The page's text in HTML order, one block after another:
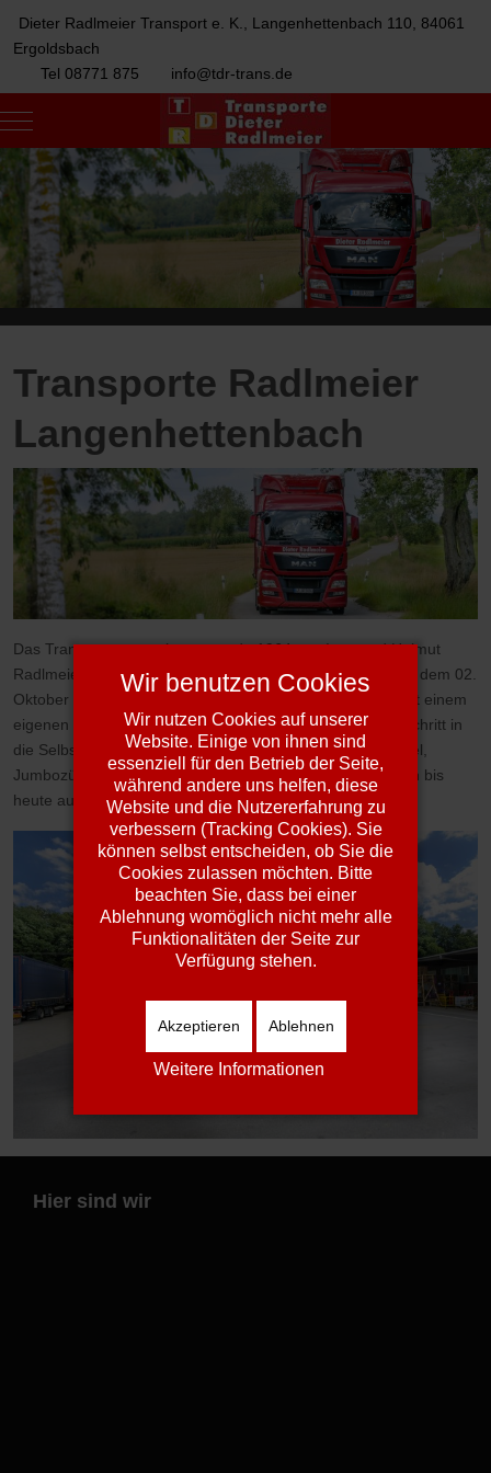
Dieter Radlmeier Transport e. K., Langenhettenbach 110, 84061
Ergoldsbach
Tel 08771 875
info@tdr-trans.de
Mobile Menu Toggle
Transporte Radlmeier
Langenhettenbach
Das Transportunternehmen wurde 1964 von Inge und Helmut
Radlmeier gegründet. Firma Dieter Radlmeier besteht seit dem 02.
Oktober 1993, zuvor arbeitete er im elterlichen Betrieb. Mit einem
eigenen 3-Achser-Kipper der Marke Scania begann der Schritt in
die Selbstständigkeit. Es folgten Kehrmaschinen, Kippsattel,
Jumbozüge usw. und so vergrößert sich das Unternehmen bis
heute auf ca. 81 Lkw mit ca. 95 Angestellten.
Hier sind wir
Wir benutzen Cookies
Wir nutzen Cookies auf unserer
Website. Einige von ihnen sind
essenziell für den Betrieb der Seite,
während andere uns helfen, diese
Website und die Nutzererfahrung zu
verbessern (Tracking Cookies). Sie
können selbst entscheiden, ob Sie die
Cookies zulassen möchten. Bitte
beachten Sie, dass bei einer
Ablehnung womöglich nicht mehr alle
Funktionalitäten der Seite zur
Verfügung stehen.
Akzeptieren Ablehnen
Weitere Informationen